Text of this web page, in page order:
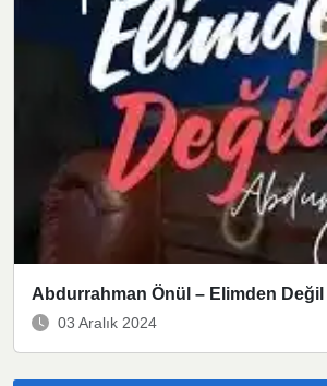
Abdurrahman Önül – Elimden
03 Aralık 2024